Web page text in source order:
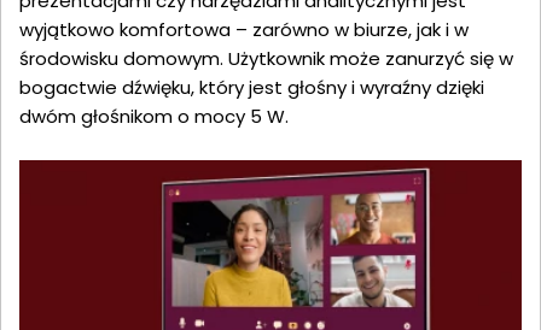
wyjątkowo komfortowa – zarówno w biurze, jak i w
środowisku domowym. Użytkownik może zanurzyć się w
bogactwie dźwięku, który jest głośny i wyraźny dzięki
dwóm głośnikom o mocy 5 W.